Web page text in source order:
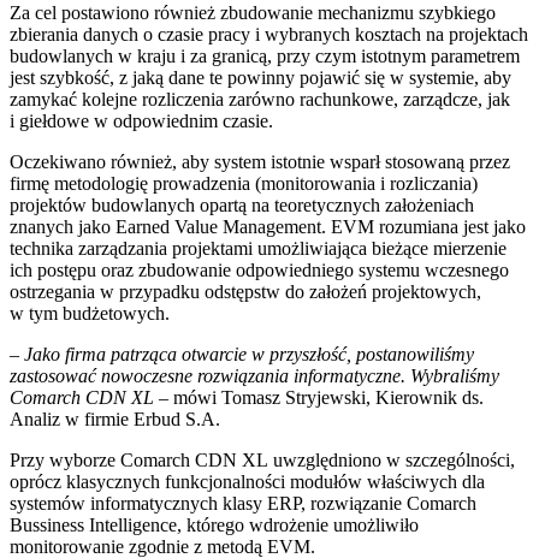
Za cel postawiono również zbudowanie mechanizmu szybkiego
zbierania danych o czasie pracy i wybranych kosztach na projektach
budowlanych w kraju i za granicą, przy czym istotnym parametrem
jest szybkość, z jaką dane te powinny pojawić się w systemie, aby
zamykać kolejne rozliczenia zarówno rachunkowe, zarządcze, jak
i giełdowe w odpowiednim czasie.
Oczekiwano również, aby system istotnie wsparł stosowaną przez
firmę metodologię prowadzenia (monitorowania i rozliczania)
projektów budowlanych opartą na teoretycznych założeniach
znanych jako Earned Value Management. EVM rozumiana jest jako
technika zarządzania projektami umożliwiająca bieżące mierzenie
ich postępu oraz zbudowanie odpowiedniego systemu wczesnego
ostrzegania w przypadku odstępstw do założeń projektowych,
w tym budżetowych.
– Jako firma patrząca otwarcie w przyszłość, postanowiliśmy
zastosować nowoczesne rozwiązania informatyczne. Wybraliśmy
Comarch CDN XL – mówi Tomasz Stryjewski, Kierownik ds.
Analiz w firmie Erbud S.A.
Przy wyborze Comarch CDN XL uwzględniono w szczególności,
oprócz klasycznych funkcjonalności modułów właściwych dla
systemów informatycznych klasy ERP, rozwiązanie Comarch
Bussiness Intelligence, którego wdrożenie umożliwiło
monitorowanie zgodnie z metodą EVM.